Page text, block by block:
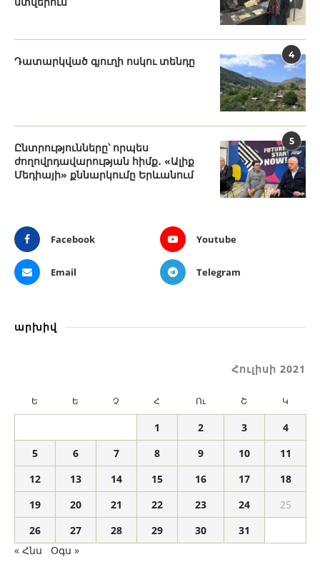
4
Դատարկված գյուղի ոսկու տենդը
5
Ընտրությունները՝ որպես
ժողովրդավարության հիմք․ «Ալիք
Մեդիայի» քննարկումը Երևանում
Facebook Youtube
Email Telegram
արխիվ
Հուլիսի 2021
Ե Ե Չ Հ Ու Շ Կ
1 2 3
4
5
6 7 8 9 10
11
12
13 14 15 16 17
18
19
20 21 22 23 24
25
26
27 28 29 30
31
« Հնս
Օգս »